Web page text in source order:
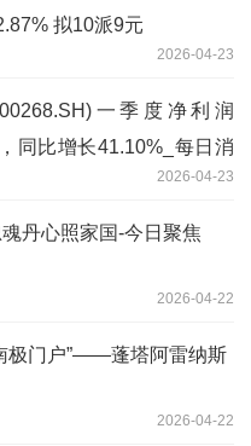
拟10派9元
2026-04-23
一季度净利润
同比增长41.10%_每日消
2026-04-23
丹心照家国-今日聚焦
2026-04-22
极门户”——蓬塔阿雷纳斯
2026-04-22